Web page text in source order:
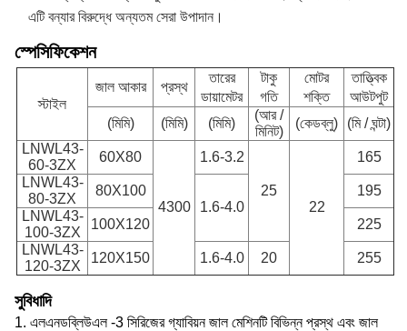
এটি বন্যার বিরুদ্ধে অন্যতম সেরা উপাদান।
স্পেসিফিকেশন
স্টাইল
জাল আকার প্রস্থ
তারের
ডায়ামেটর
টাকু
গতি
মোটর
শক্তি
তাত্ত্বিক
আউটপুট
(মিমি)
(মিমি) (মিমি)
(আর /
মিনিট)
(কেডব্লু)
(মি / ঘন্টা)
LNWL43-
60-3ZX
60X80
4300
1.6-3.2
25
22
165
LNWL43-
80-3ZX
80X100
1.6-4.0
195
LNWL43-
100-3ZX
100X120
225
LNWL43-
120-3ZX
120X150 1.6-4.0 20 255
সুবিধাদি
1. এলএনডব্লিউএল -3 সিরিজের গ্যাবিয়ন জাল মেশিনটি বিভিন্ন প্রস্থ এবং জাল